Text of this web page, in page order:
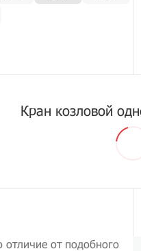
Кран козловой
отличие от подобного